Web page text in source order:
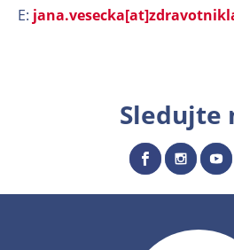
E:
Sledujte